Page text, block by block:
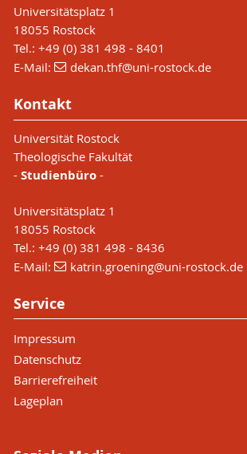
Universitätsplatz 1
18055 Rostock
Tel.: +49 (0) 381 498 - 8401
E-Mail:
dekan.thf@uni-rostock.de
Kontakt
Universität Rostock
Theologische Fakultät
- Studienbüro -
Universitätsplatz 1
18055 Rostock
Tel.: +49 (0) 381 498 - 8436
E-Mail:
katrin.groening@uni-rostock.de
Service
Impressum
Datenschutz
Barrierefreiheit
Lageplan